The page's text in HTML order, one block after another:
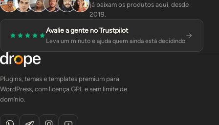
já baixam os produtos aqui, desde
2019.
Avalie a gente no Trustpilot
Leva um minuto e ajuda quem ainda está decidindo
Plugins, temas e templates premium para
WordPress, com licença GPL e sem limite de
domínio.